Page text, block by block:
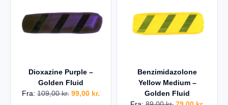
Dioxazine Purple –
Golden Fluid
Fra: 109,00kr. 99,00 kr.
Benzimidazolone
Yellow Medium –
Golden Fluid